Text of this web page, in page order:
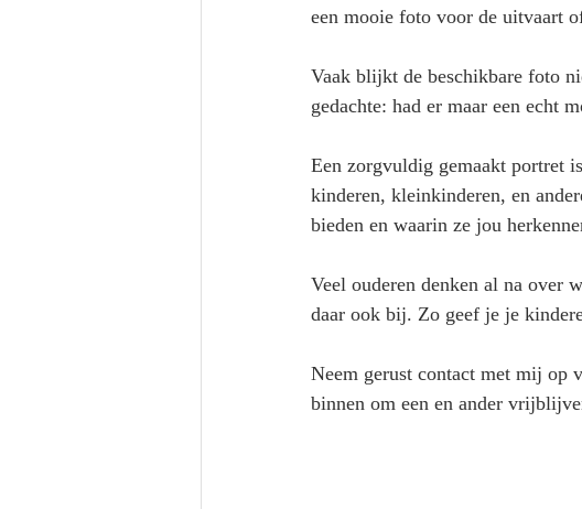
een mooie foto voor de uitvaart
Vaak blijkt de beschikbare foto
gedachte: had er maar een echt
Een zorgvuldig gemaakt portret
kinderen, kleinkinderen, en
bieden en waarin ze jou
Veel ouderen denken al na over
daar ook bij. Zo geef je je
Neem gerust contact met mij op
binnen om een en ander